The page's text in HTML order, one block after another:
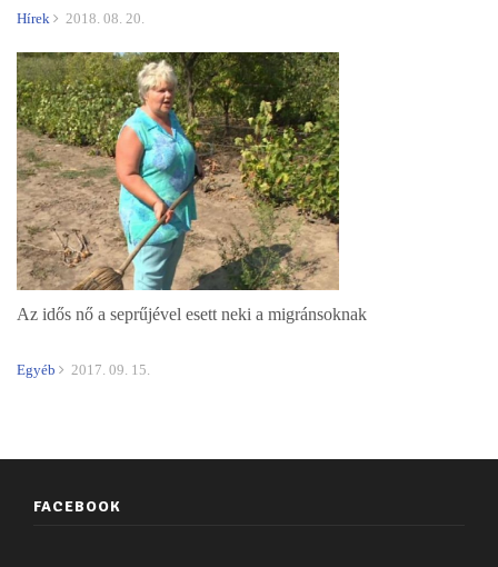
Hírek 2018. 08. 20.
Az idős nő a seprűjével esett neki a migránsoknak
Egyéb 2017. 09. 15.
FACEBOOK